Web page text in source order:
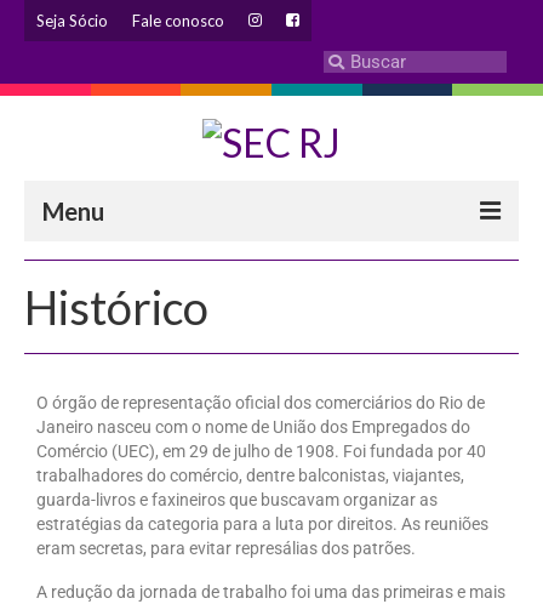
Seja Sócio Fale conosco
Menu
Eleição 2024 – Comissão Eleitoral
Diretoria
Estatuto
Atendimentos
Histórico
O órgão de representação oficial dos comerciários do Rio de
Janeiro nasceu com o nome de União dos Empregados do
Comércio (UEC), em 29 de julho de 1908. Foi fundada por 40
trabalhadores do comércio, dentre balconistas, viajantes,
guarda-livros e faxineiros que buscavam organizar as
estratégias da categoria para a luta por direitos. As reuniões
eram secretas, para evitar represálias dos patrões.
A redução da jornada de trabalho foi uma das primeiras e mais